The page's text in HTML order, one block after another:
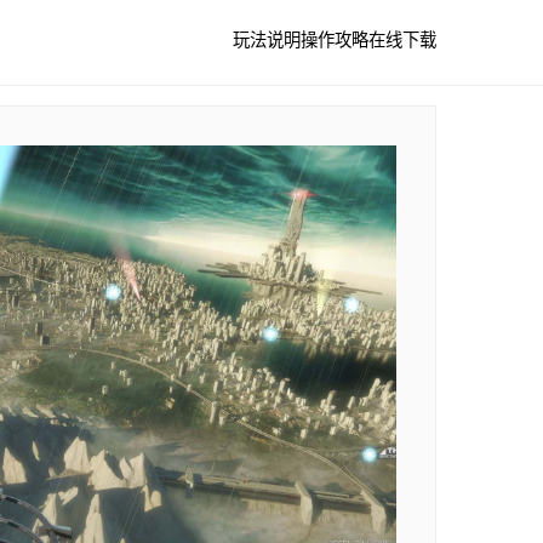
玩法说明操作攻略在线下载